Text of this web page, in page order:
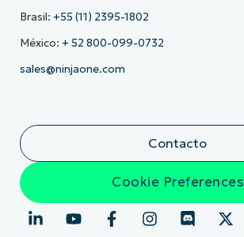
Brasil: +55 (11) 2395-1802
México: + 52 800-099-0732
sales@ninjaone.com
Contacto
Cookie Preferences